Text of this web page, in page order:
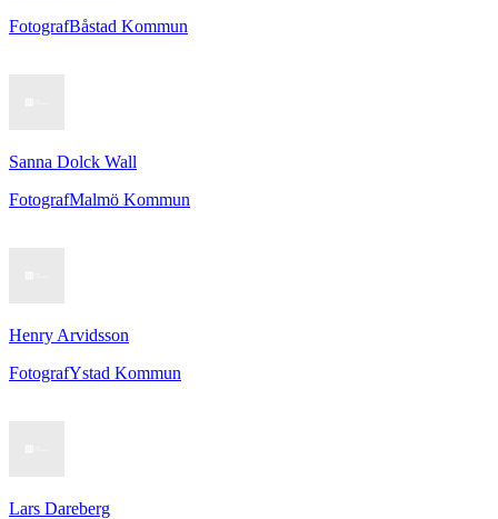
FotografBåstad Kommun
Sanna Dolck Wall
FotografMalmö Kommun
Henry Arvidsson
FotografYstad Kommun
Lars Dareberg